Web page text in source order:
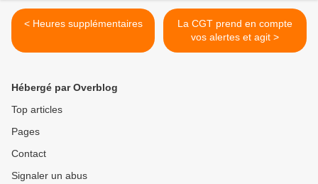
< Heures supplémentaires
La CGT prend en compte
vos alertes et agit >
Hébergé par Overblog
Top articles
Pages
Contact
Signaler un abus